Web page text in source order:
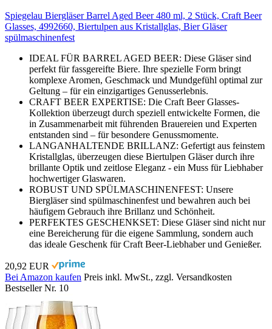
Spiegelau Biergläser Barrel Aged Beer 480 ml, 2 Stück, Craft Beer
Glasses, 4992660, Biertulpen aus Kristallglas, Bier Gläser
spülmaschinenfest
IDEAL FÜR BARREL AGED BEER: Diese Gläser sind
perfekt für fassgereifte Biere. Ihre spezielle Form bringt
komplexe Aromen, Geschmack und Mundgefühl optimal zur
Geltung – für ein einzigartiges Genusserlebnis.
CRAFT BEER EXPERTISE: Die Craft Beer Glasses-
Kollektion überzeugt durch speziell entwickelte Formen, die
in Zusammenarbeit mit führenden Brauereien und Experten
entstanden sind – für besondere Genussmomente.
LANGANHALTENDE BRILLANZ: Gefertigt aus feinstem
Kristallglas, überzeugen diese Biertulpen Gläser durch ihre
brillante Optik und zeitlose Eleganz - ein Muss für Liebhaber
hochwertiger Glaswaren.
ROBUST UND SPÜLMASCHINENFEST: Unsere
Biergläser sind spülmaschinenfest und bewahren auch bei
häufigem Gebrauch ihre Brillanz und Schönheit.
PERFEKTES GESCHENKSET: Diese Gläser sind nicht nur
eine Bereicherung für die eigene Sammlung, sondern auch
das ideale Geschenk für Craft Beer-Liebhaber und Genießer.
20,92 EUR
Bei Amazon kaufen Preis inkl. MwSt., zzgl. Versandkosten
Bestseller Nr. 10